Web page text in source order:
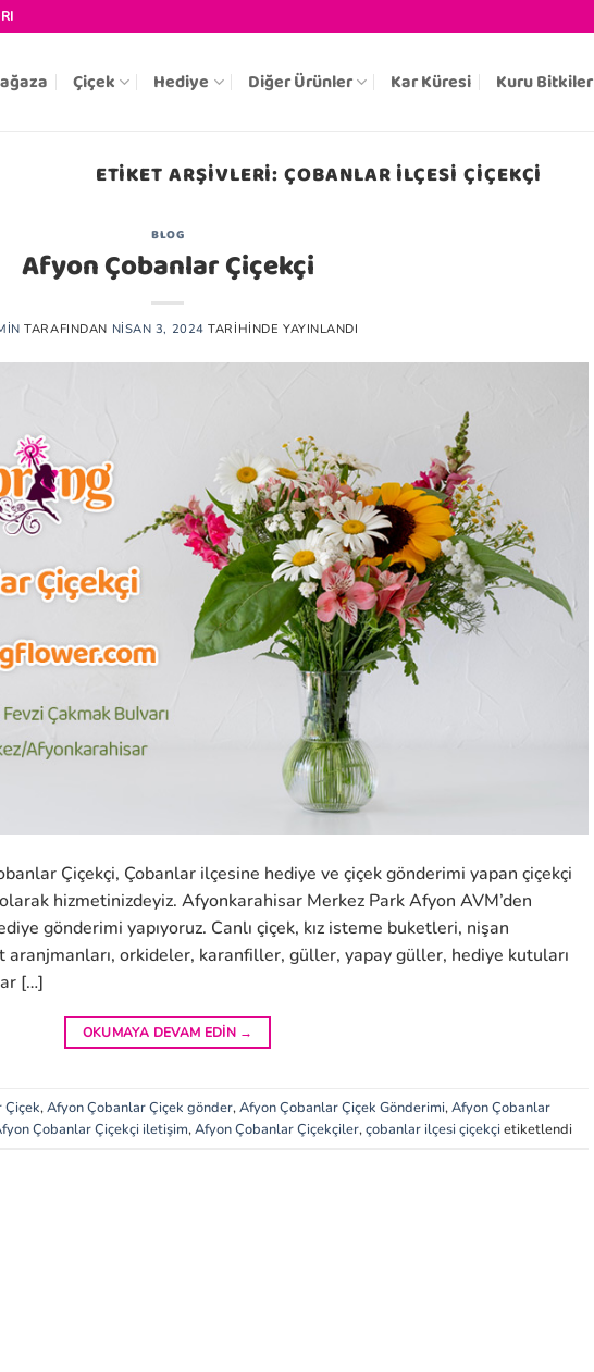
Çiçek Hediye Diğer Ürünler Kar Küresi Kuru Bitkiler
ETIKET ARŞIVLERI:ÇOBANLAR ILÇESI ÇIÇEKÇI
BLOG
Afyon Çobanlar Çiçekçi
TARAFINDAN NISAN 3, 2024 TARIHINDE YAYINLANDI
Çiçekçi, Çobanlar ilçesine hediye ve çiçek gönderimi yapan çiçekçi
hizmetinizdeyiz. Afyonkarahisar Merkez Park Afyon AVM’den
gönderimi yapıyoruz. Canlı çiçek, kız isteme buketleri, nişan
orkideler, karanfiller, güller, yapay güller, hediye kutuları
[…]
OKUMAYA DEVAM EDIN →
Çiçek,Afyon Çobanlar Çiçek gönder,Afyon Çobanlar Çiçek Gönderimi,Afyon Çobanlar
Çobanlar Çiçekçi iletişim,Afyon Çobanlar Çiçekçiler,çobanlar ilçesi çiçekçi etiketlendi